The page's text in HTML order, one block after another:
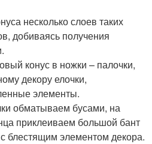
несколько слоев таких
добиваясь получения
конус в ножки – палочки,
декору елочки,
элементы.
обматываем бусами, на
приклеиваем большой бант
блестящим элементом декора.